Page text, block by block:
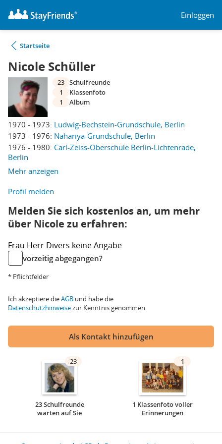
Einloggen
Startseite
Nicole Schüller
1970 - 1973: Ludwig-Bechstein-Grundschule, Berlin
1973 - 1976: Nahariya-Grundschule, Berlin
1976 - 1980: Carl-Zeiss-Oberschule Berlin-Lichtenrade,
Berlin
Mehr anzeigen
23 Schulfreunde
1
Klassenfoto
1
Album
Profil melden
Melden Sie sich kostenlos an, um mehr
über Nicole zu erfahren:
Frau Herr Divers keine Angabe
vorzeitig abgegangen?
* Pflichtfelder
Ich akzeptiere dieAGB und habe die
Datenschutzhinweisezur Kenntnis genommen.
Als Kontakt hinzufügen
23
23 Schulfreunde
warten auf Sie
1
1 Klassenfoto voller
Erinnerungen